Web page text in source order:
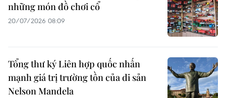
những món đồ chơi cổ
20/07/2026 08:09
Tổng thư ký Liên hợp quốc nhấn
mạnh giá trị trường tồn của di sản
Nelson Mandela